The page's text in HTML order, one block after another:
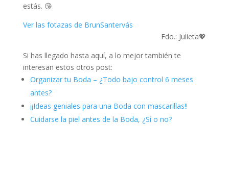
estás. 😘
Ver las fotazas de BrunSantervás
Fdo.: Julieta💖
Si has llegado hasta aquí, a lo mejor también te
interesan estos otros post:
Organizar tu Boda – ¿Todo bajo control 6 meses
antes?
¡¡Ideas geniales para una Boda con mascarillas!!
Cuidarse la piel antes de la Boda, ¿Sí o no?